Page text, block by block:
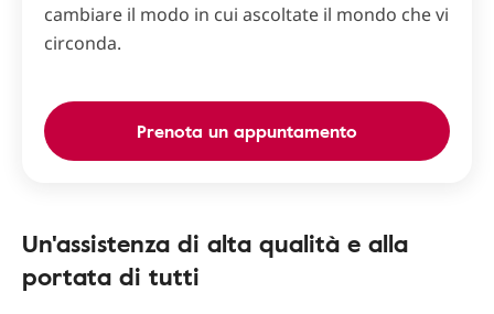
cambiare il modo in cui ascoltate il mondo che vi
circonda.
Prenota un appuntamento
Un'assistenza di alta qualità e alla
portata di tutti